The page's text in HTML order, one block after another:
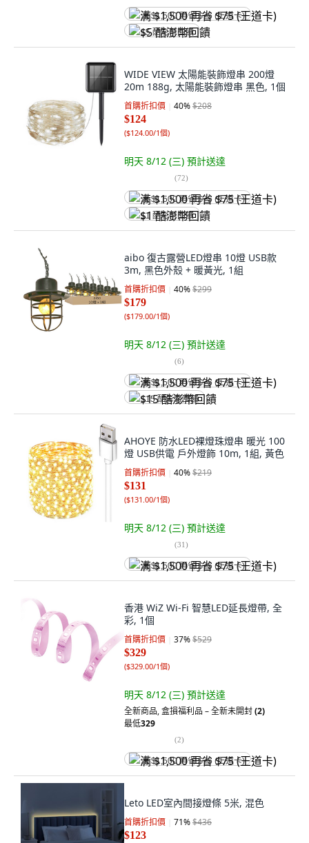
满 $1,500 再省 $75 (王道卡)
$5 酷澎幣回饋
WIDE VIEW 太陽能裝飾燈串 200燈
20m 188g, 太陽能裝飾燈串 黑色, 1個
首購折扣價 40%$208
$124
($124.00/1個)
明天 8/12 (三) 預計送達
(72)
满 $1,500 再省 $75 (王道卡)
$1 酷澎幣回饋
aibo 復古露營LED燈串 10燈 USB款
3m, 黑色外殼 + 暖黃光, 1組
首購折扣價 40%$299
$179
($179.00/1個)
明天 8/12 (三) 預計送達
(6)
满 $1,500 再省 $75 (王道卡)
$15 酷澎幣回饋
AHOYE 防水LED裸燈珠燈串 暖光 100
燈 USB供電 戶外燈飾 10m, 1組, 黃色
首購折扣價 40%$219
$131
($131.00/1個)
明天 8/12 (三) 預計送達
(31)
满 $1,500 再省 $75 (王道卡)
香港 WiZ Wi-Fi 智慧LED延長燈帶, 全
彩, 1個
首購折扣價 37%$529
$329
($329.00/1個)
明天 8/12 (三) 預計送達
全新商品,盒損福利品 – 全新未開封(2)
最低329
(2)
满 $1,500 再省 $75 (王道卡)
Leto LED室內間接燈條 5米, 混色
首購折扣價 71%$436
$123